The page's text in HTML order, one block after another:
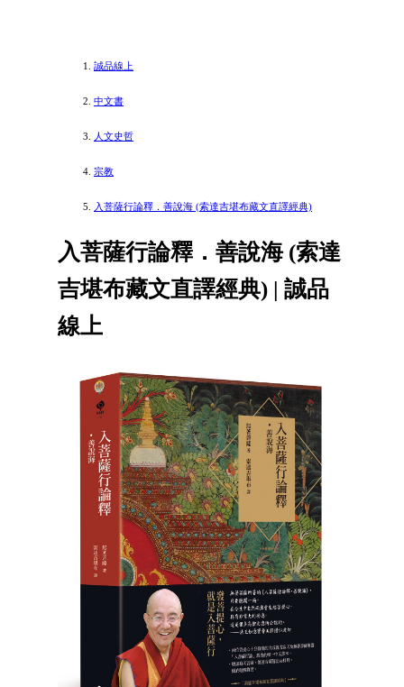
誠品線上
中文書
人文史哲
宗教
入菩薩行論釋．善說海 (索達吉堪布藏文直譯經典)
入菩薩行論釋．善說海 (索達
吉堪布藏文直譯經典) | 誠品
線上